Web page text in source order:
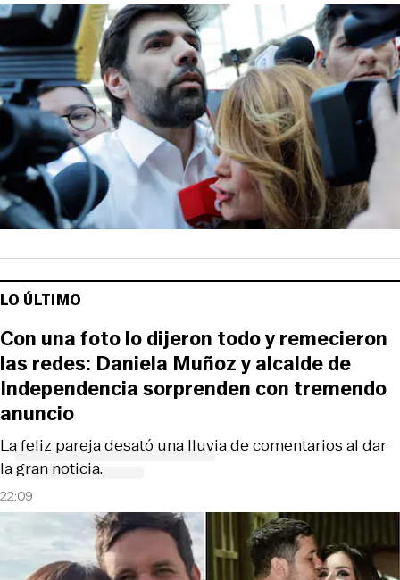
LO ÚLTIMO
22:09
La feliz pareja desató una lluvia de comentarios al dar
la gran noticia.
Con una foto lo dijeron todo y remecieron
las redes: Daniela Muñoz y alcalde de
Independencia sorprenden con tremendo
anuncio